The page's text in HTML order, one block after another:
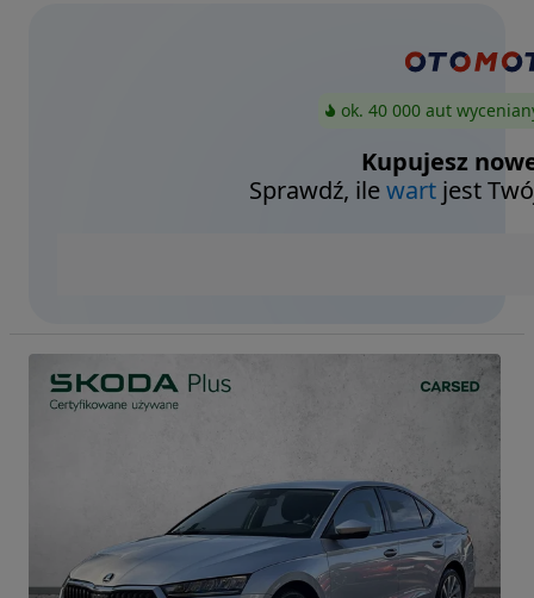
ok. 40 000 aut
Kupujesz
Sprawdź, ilewart jest